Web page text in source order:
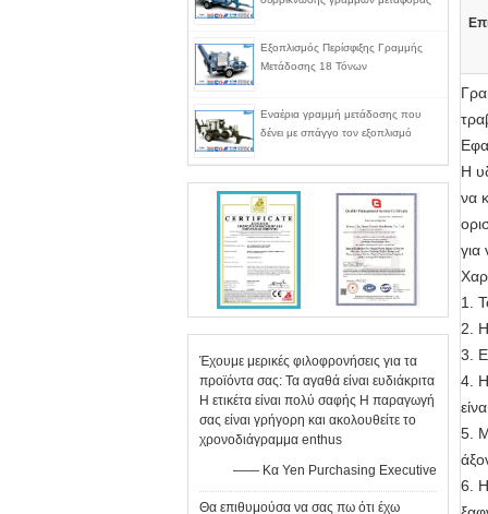
Εξοπλισμός Περίσφιξης Γραμμής
Μετάδοσης 18 Τόνων
Εναέρια γραμμή μετάδοσης που
δένει με σπάγγο τον εξοπλισμό
Έχουμε μερικές φιλοφρονήσεις για τα
προϊόντα σας: Τα αγαθά είναι ευδιάκριτα
Η ετικέτα είναι πολύ σαφής Η παραγωγή
σας είναι γρήγορη και ακολουθείτε το
χρονοδιάγραμμα enthus
—— Κα Yen Purchasing Executive
Θα επιθυμούσα να σας πω ότι έχω
Η
να
για
1.
2.
3.
4. Η
5.
6. Η